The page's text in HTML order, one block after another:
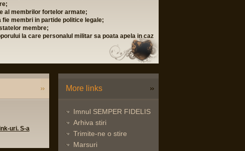
legale;
sa poata apela in caz
uri. S-a
More links
Imnul SEMPER FIDELIS
Arhiva stiri
Trimite-ne o stire
Marsuri